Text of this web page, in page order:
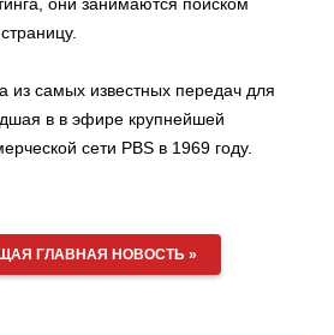
из самых известных передач для
в в эфире крупнейшей
сети PBS в 1969 году.
ГЛАВНАЯ НОВОСТЬ »